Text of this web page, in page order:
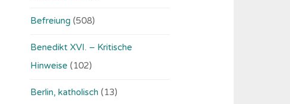
Befreiung (508)
Benedikt XVI. – Kritische
Hinweise (102)
Berlin, katholisch (13)